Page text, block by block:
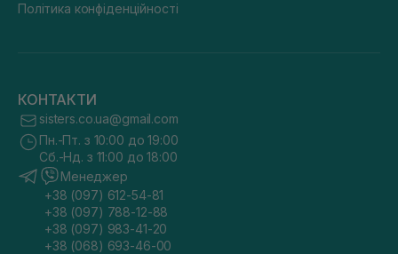
Політика конфіденційності
КОНТАКТИ
sisters.co.ua@gmail.com
Пн.-Пт. з 10:00 до 19:00
Сб.-Нд. з 11:00 до 18:00
Менеджер
+38 (097) 612-54-81
+38 (097) 788-12-88
+38 (097) 983-41-20
+38 (068) 693-46-00